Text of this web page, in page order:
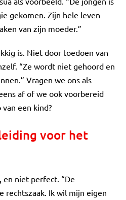
gekomen. Zijn hele leven
van zijn moeder.”
is. Niet door toedoen van
“Ze wordt niet gehoord en
Vragen we ons als
af of we ook voorbereid
een kind?
voor het
en niet perfect. “De
rechtszaak. Ik wil mijn eigen